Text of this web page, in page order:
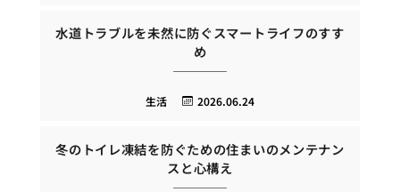
水道トラブルを未然に防ぐスマートライフのすす
め
2026.06.24
生活
冬のトイレ凍結を防ぐための住まいのメンテナン
スと心構え